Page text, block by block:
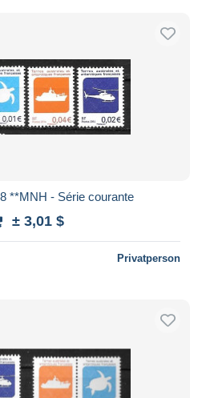
**MNH - Série courante
± 3,01 $
Privatperson